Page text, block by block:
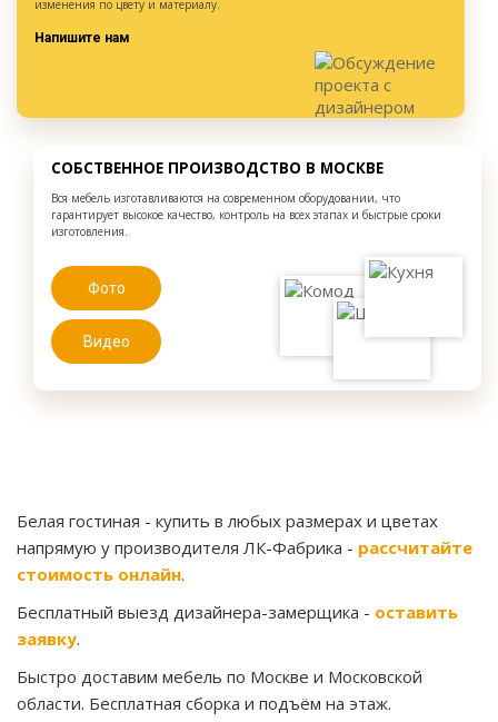
изменения по цвету и материалу.
Напишите нам
СОБСТВЕННОЕ ПРОИЗВОДСТВО В МОСКВЕ
Вся мебель изготавливаются на современном оборудовании, что
гарантирует высокое качество, контроль на всех этапах и быстрые сроки
изготовления.
Фото
Видео
Белая гостиная - купить в любых размерах и цветах
напрямую у производителя ЛК-Фабрика - рассчитайте
стоимость онлайн.
Бесплатный выезд дизайнера-замерщика - оставить
заявку.
Быстро доставим мебель по Москве и Московской
области. Бесплатная сборка и подъём на этаж.